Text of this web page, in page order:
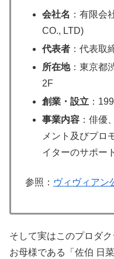
会社名 ：有限会
CO., LTD)
代表者 ：代表取
所在地：東京都
2F
創業・設立 ：
事業内容 ：俳優
メント及びプロ
イターのサポート
参照： ヴィヴィアン
そして実はこのプロダ
お母様である「佐伯 日